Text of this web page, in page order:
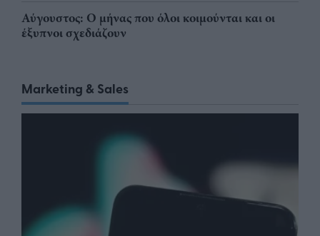
Αύγουστος: Ο μήνας που όλοι κοιμούνται και οι
έξυπνοι σχεδιάζουν
Marketing & Sales